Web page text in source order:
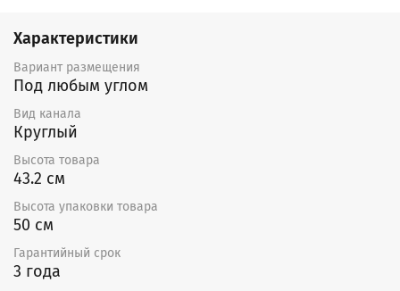
Повышенный КПД вентилятора гарантирует
Высокоэффективное диагональное мотор-колесо
со спрямляющим механизмом.
Степень защиты клеммной колодки
электродвигателя IP44.
Встроенные термоконтакты.
Регулирование скорости 0–100% путем
изменением частоты питания (частотные
регуляторы).
не требующие обслуживания.
На корпусе вентилятора имеется устойчивая
Характеристики
Вариант размещения
Под любым углом
Вид канала
Круглый
Высота товара
43.2 см
Высота упаковки товара
50 см
Гарантийный срок
3 года